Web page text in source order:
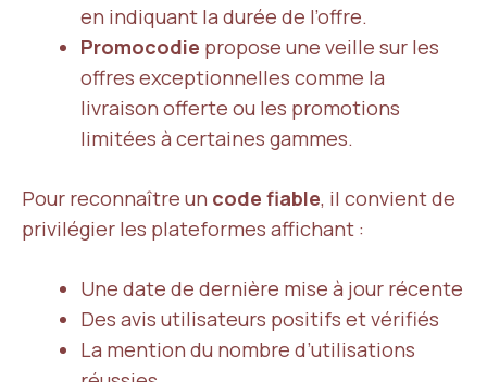
en indiquant la durée de l’offre.
Promocodie propose une veille sur les
offres exceptionnelles comme la
livraison offerte ou les promotions
limitées à certaines gammes.
Pour reconnaître un code fiable, il convient de
privilégier les plateformes affichant :
Une date de dernière mise à jour récente
Des avis utilisateurs positifs et vérifiés
La mention du nombre d’utilisations